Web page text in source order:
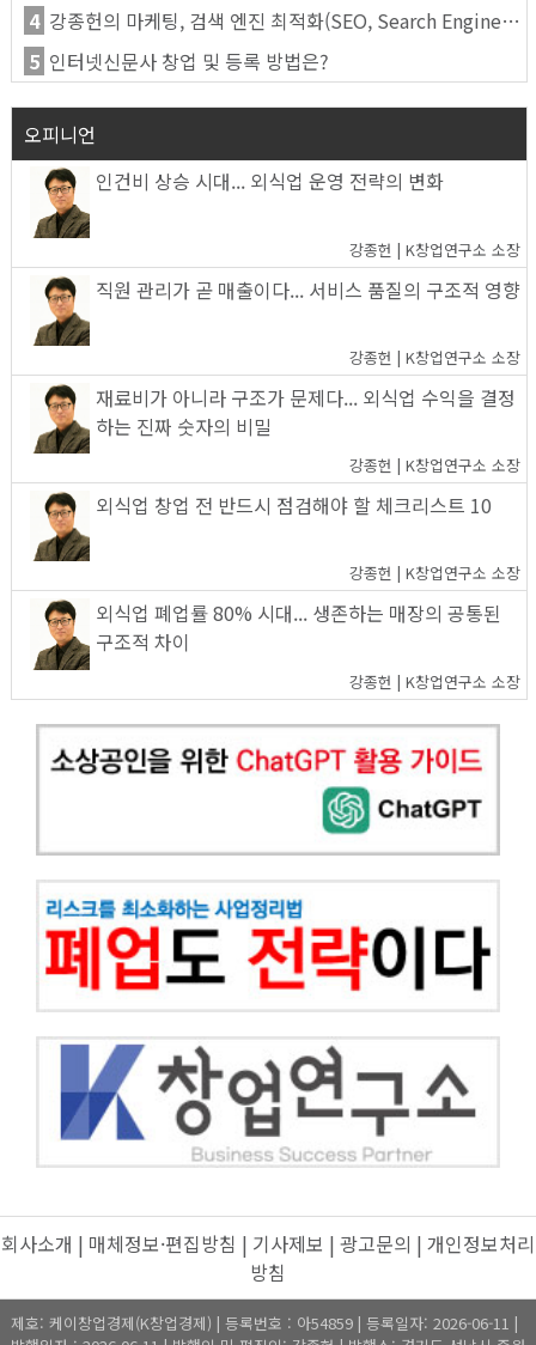
4 강종헌의 마케팅, 검색 엔진 최적화(SEO, Search Engine Optimization)란
5 인터넷신문사 창업 및 등록 방법은?
오피니언
인건비 상승 시대... 외식업 운영 전략의 변화
강종헌 | K창업연구소 소장
직원 관리가 곧 매출이다... 서비스 품질의 구조적 영향
강종헌 | K창업연구소 소장
재료비가 아니라 구조가 문제다... 외식업 수익을 결정
하는 진짜 숫자의 비밀
강종헌 | K창업연구소 소장
외식업 창업 전 반드시 점검해야 할 체크리스트 10
강종헌 | K창업연구소 소장
외식업 폐업률 80% 시대... 생존하는 매장의 공통된
구조적 차이
강종헌 | K창업연구소 소장
회사소개 | 매체정보·편집방침 | 기사제보 | 광고문의 | 개인정보처리
방침
제호: 케이창업경제(K창업경제) | 등록번호 : 아54859 | 등록일자: 2026-06-11 |